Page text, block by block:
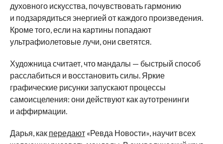
духовного искусства, почувствовать гармонию
и подзарядиться энергией от каждого произведения.
Кроме того, если на картины попадают
ультрафиолетовые лучи, они светятся.
Художница считает, что мандалы — быстрый способ
расслабиться и восстановить силы. Яркие
графические рисунки запускают процессы
самоисцеления: они действуют как аутотренинги
и аффирмации.
Дарья, как передают «Ревда Новости», научит всех